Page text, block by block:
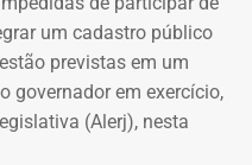
do medo. Por isso, os
O foco principal é a
de reação rápida
aconteça”, comenta.
Pacheco à Justiça Eleitoral
corrigidos pela inflação (IPCA) –
por IA
está 16,3% abaixo,
um cadastro público
previstas em um
governador em exercício,
(Alerj), nesta